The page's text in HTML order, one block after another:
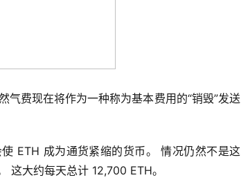
费现在将作为一种称为基本费用的“销毁”发送
ETH 成为通货紧缩的货币。 情况仍然不是这
这大约每天总计 12,700 ETH。